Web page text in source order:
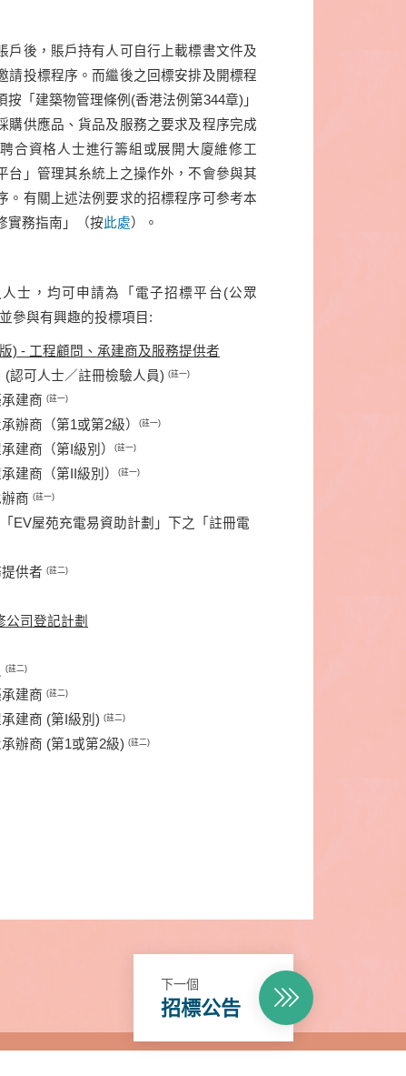
戶後，賬戶持有人可自行上載標書文件及
請投標程序。而繼後之回標安排及開標程
按「建築物管理條例(香港法例第344章)」
購供應品、貨品及服務之要求及程序完成
合資格人士進行籌組或展開大廈維修工
台」管理其糸統上之操作外，不會參與其
。有關上述法例要求的招標程序可参考本
實務指南」（按此處）。
士，均可申請為「電子招標平台(公眾
參與有興趣的投標項目:
) - 工程顧問、承建商及服務提供者
可人士／註冊檢驗人員)(註一)
建商(註一)
辦商（第1或第2級）(註一)
建商（第I級別）(註一)
建商（第II級別）(註一)
商(註一)
屋苑充電易資助計劃」下之「註冊電
供者(註二)
公司登記計劃
(註二)
建商(註二)
建商 (第I級別)(註二)
辦商 (第1或第2級)(註二)
下一個
招標公告